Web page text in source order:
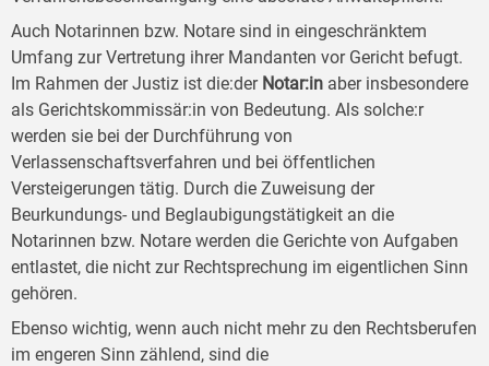
Auch Notarinnen bzw. Notare sind in eingeschränktem
Umfang zur Vertretung ihrer Mandanten vor Gericht befugt.
Im Rahmen der Justiz ist die:der Notar:in aber insbesondere
als Gerichtskommissär:in von Bedeutung. Als solche:r
werden sie bei der Durchführung von
Verlassenschaftsverfahren und bei öffentlichen
Versteigerungen tätig. Durch die Zuweisung der
Beurkundungs- und Beglaubigungstätigkeit an die
Notarinnen bzw. Notare werden die Gerichte von Aufgaben
entlastet, die nicht zur Rechtsprechung im eigentlichen Sinn
gehören.
Ebenso wichtig, wenn auch nicht mehr zu den Rechtsberufen
im engeren Sinn zählend, sind die